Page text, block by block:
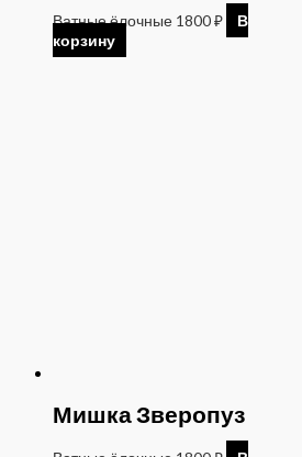
Ватные ёлочные 1800₽
В
корзину
Мишка Зверопуз